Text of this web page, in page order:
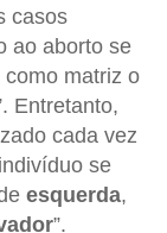
casos
ao aborto se
matriz o
Entretanto,
cada vez
se
esquerda,
”.